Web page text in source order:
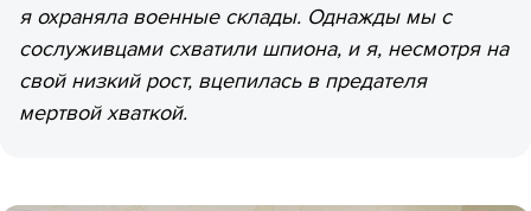
я охраняла военные склады. Однажды мы с
сослуживцами схватили шпиона, и я, несмотря на
свой низкий рост, вцепилась в предателя
мертвой хваткой.